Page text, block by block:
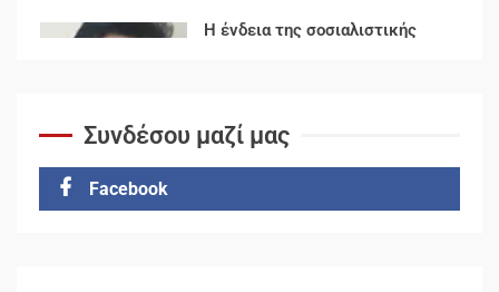
Συνδέσου μαζί μας
Facebook